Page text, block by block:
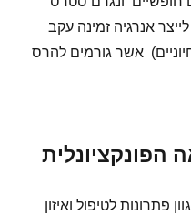
אנרגיה זמינה עקב
אשר גורמים להרס
הפונקציונלית
פתרונות לטיפול ואיזון